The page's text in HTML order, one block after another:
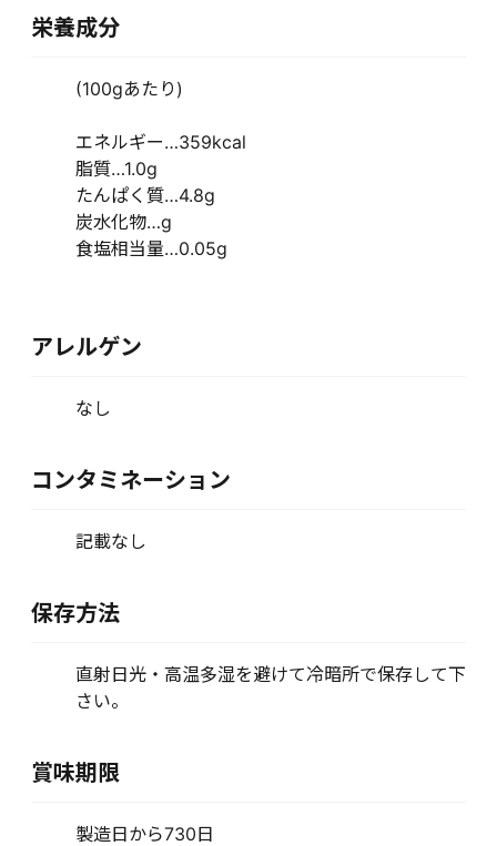
栄養成分
(100gあたり)
エネルギー…359kcal
脂質…1.0g
たんぱく質…4.8g
炭水化物…g
食塩相当量…0.05g
アレルゲン
なし
コンタミネーション
記載なし
保存方法
直射日光・高温多湿を避けて冷暗所で保存して下
さい。
賞味期限
製造日から730日